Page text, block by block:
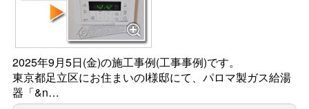
2025年9月5日(金)の施工事例(工事事例)です。
東京都足立区にお住まいのI様邸にて、パロマ製ガス給湯
器「&n…